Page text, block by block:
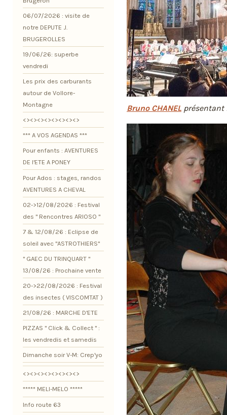
Bruno CHANEL présentant
06/07/2026 : visite de
notre DEPUTE J.
BRUGEROLLES
19/06/26: superbe
vendredi
Les prix des carburants
autour de Vollore-
Montagne
<><><><><><><><>
*** A VOS AGENDAS ***
Pour enfants : AVENTURES
DE l'ETE A PONEY
Pour Ados : stages, randos
AVENTURES A CHEVAL
02->12/08/2026 : Festival
des " Rencontres ARIOSO "
7 & 12/08/26 : Eclipse de
soleil avec "ASTROTHIERS"
" GAEC DU TRINQUART "
13/08/26 : Prochaine vente
20->22/08/2026 : Festival
des insectes ( VISCOMTAT )
21/08/26 : MARCHE D'ETE
PIZZAS " Click & Collect " :
les vendredis et samedis
Dimanche soir V-M: Crep'yo
<><><><><><><><>
***** MELI-MELO *****
Info route 63